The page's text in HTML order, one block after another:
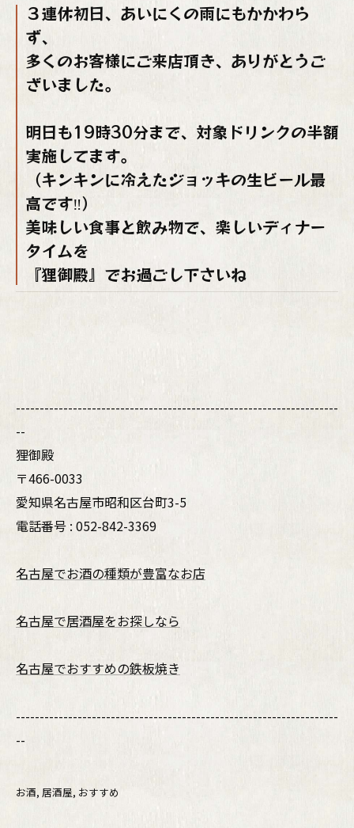
３連休初日、あいにくの雨にもかかわら
ず、
多くのお客様にご来店頂き、ありがとうご
ざいました。
明日も19時30分まで、対象ドリンクの半額
実施してます。
（キンキンに冷えたジョッキの生ビール最
高です‼）
美味しい食事と飲み物で、楽しいディナー
タイムを
『狸御殿』でお過ごし下さいね
--------------------------------------------------------------------
--
狸御殿
〒466-0033
愛知県名古屋市昭和区台町3-5
電話番号 : 052-842-3369
名古屋でお酒の種類が豊富なお店
名古屋で居酒屋をお探しなら
名古屋でおすすめの鉄板焼き
--------------------------------------------------------------------
--
お酒 居酒屋 おすすめ